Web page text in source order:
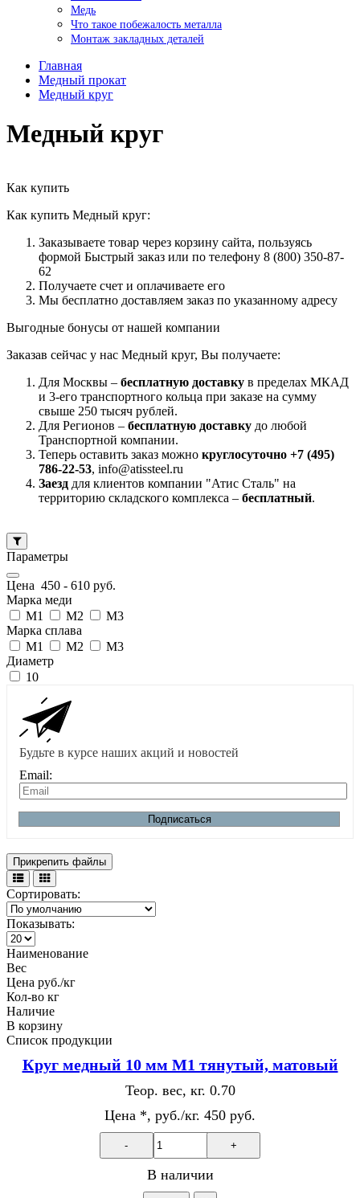
Медь
Что такое побежалость металла
Монтаж закладных деталей
Главная
Медный прокат
Медный круг
Медный круг
Как купить
Как купить Медный круг:
Заказываете товар через корзину сайта, пользуясь
формой Быстрый заказ или по телефону 8 (800) 350-87-
62
Получаете счет и оплачиваете его
Мы бесплатно доставляем заказ по указанному адресу
Выгодные бонусы от нашей компании
Заказав сейчас у нас Медный круг, Вы получаете:
Для Москвы – бесплатную доставку в пределах МКАД
и 3-его транспортного кольца при заказе на сумму
свыше 250 тысяч рублей.
Для Регионов – бесплатную доставку до любой
Транспортной компании.
Теперь оставить заказ можно круглосуточно +7 (495)
786-22-53, info@atissteel.ru
Заезд для клиентов компании "Атис Сталь" на
территорию складского комплекса – бесплатный.
Параметры
Цена 450 - 610 руб.
Марка меди
М1
М2
М3
Марка сплава
М1
М2
М3
Диаметр
10
Будьте в курсе наших акций и новостей
Email:
Подписаться
Прикрепить файлы
Сортировать:
Показывать:
Наименование
Вес
Цена руб./кг
Кол-во кг
Наличие
В корзину
Список продукции
Круг медный 10 мм М1 тянутый, матовый
Теор. вес, кг. 0.70
Цена *, руб./кг. 450 руб.
- +
В наличии